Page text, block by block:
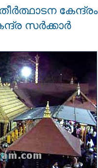
കേന്ദ്രം
സര്‍ക്കാര്‍